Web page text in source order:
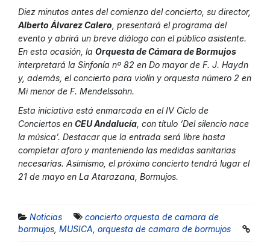
Diez minutos antes del comienzo del concierto, su director,
Alberto Álvarez Calero , presentará el programa del
evento y abrirá un breve diálogo con el público asistente.
En esta ocasión, la Orquesta de Cámara de Bormujos
interpretará la Sinfonía nº 82 en Do mayor de F. J. Haydn
y, además, el concierto para violín y orquesta número 2 en
Mi menor de F. Mendelssohn.
Esta iniciativa está enmarcada en el IV Ciclo de
Conciertos en CEU Andalucía , con título ‘Del silencio nace
la música’. Destacar que la entrada será libre hasta
completar aforo y manteniendo las medidas sanitarias
necesarias. Asimismo, el próximo concierto tendrá lugar el
21 de mayo en La Atarazana, Bormujos.
Noticias
concierto orquesta de camara de
bormujos MUSICA orquesta de camara de bormujos